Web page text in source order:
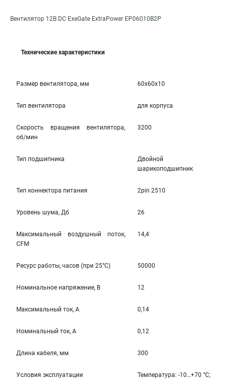
Вентилятор 12В DC ExeGate ExtraPower EP06010B2P
Технические характеристики
Размер вентилятора, мм 60x60x10
Тип вентилятора для корпуса
Скорость вращения вентилятора,
об/мин
3200
Тип подшипника
Двойной
шарикоподшипник
Тип коннектора питания 2pin 2510
Уровень шума, Дб 26
Максимальный воздушный поток,
CFM
14,4
Ресурс работы, часов (при 25°C) 50000
Номинальное напряжение, В 12
Максимальный ток, А 0,14
Номинальный ток, А 0,12
Длина кабеля, мм 300
Условия эксплуатации Температура: -10…+70 °С;